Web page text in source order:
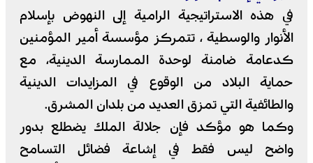
في هذه الاستراتيجية الرامية إلى النهوض بإسلام
الأنوار والوسطية ، تتمركز مؤسسة أمير المؤمنين
كدعامة ضامنة لوحدة الممارسة الدينية، مع
حماية البلاد من الوقوع في المزايدات الدينية
والطائفية التي تمزق العديد من بلدان المشرق.
وكما هو مؤكد فإن جلالة الملك يضطلع بدور
واضح ليس فقط في إشاعة فضائل التسامح